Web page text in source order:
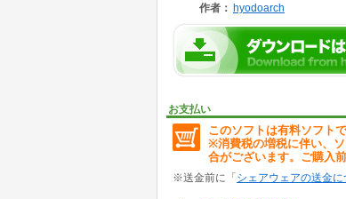
readme_pro.txt をお読みください。
最新情報、詳細なマニュアルは、
●アンインストール方法
●サポート
お問合せフォームから受け付けま
よくある質問に関しては、「Q&A
実環境での動作確認ですが、制作
作者： hyodoarch
お支払い
このソフトは有料ソフトで
※消費税の増税に伴い、
合がございます。ご購入
※送金前に「 シェアウェアの送金に